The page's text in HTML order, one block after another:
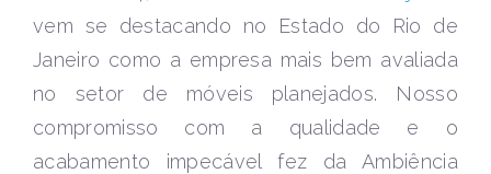
vem se destacando no Estado do Rio de
Janeiro como a empresa mais bem avaliada
no setor de móveis planejados. Nosso
compromisso com a qualidade e o
acabamento impecável fez da Ambiência